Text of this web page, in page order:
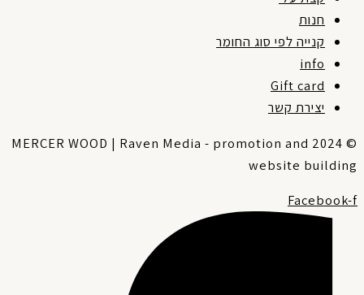
חנות
קנייה לפי סוג החומר
info
Gift card
יצירת קשר
© 2024 MERCER WOOD | Raven Media - promotion and
website